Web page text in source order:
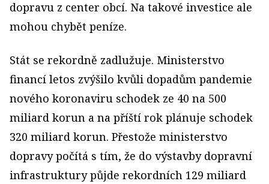
dopravu z center obcí. Na takové investice ale
mohou chybět peníze.
Stát se rekordně zadlužuje. Ministerstvo
financí letos zvýšilo kvůli dopadům pandemie
nového koronaviru schodek ze 40 na 500
miliard korun a na příští rok plánuje schodek
320 miliard korun. Přestože ministerstvo
dopravy počítá s tím, že do výstavby dopravní
infrastruktury půjde rekordních 129 miliard